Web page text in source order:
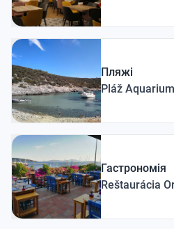
Пляжі
Pláž Aquarium
Гастрономія
Reštaurácia